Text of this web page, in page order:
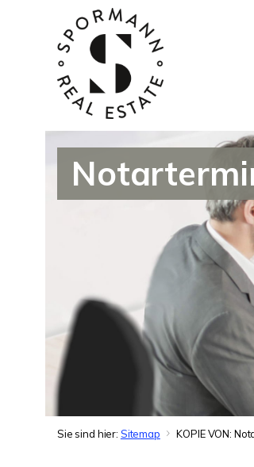
Sie sind hier: Sitemap KOPIE VON: